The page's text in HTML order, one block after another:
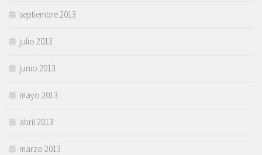
septiembre 2013
julio 2013
junio 2013
mayo 2013
abril 2013
marzo 2013